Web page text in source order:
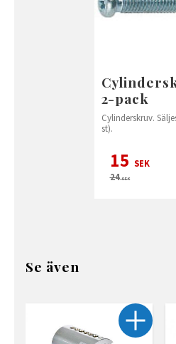
2-pack
Cylinderskruv.
st).
15 SEK
24SEK
Se även